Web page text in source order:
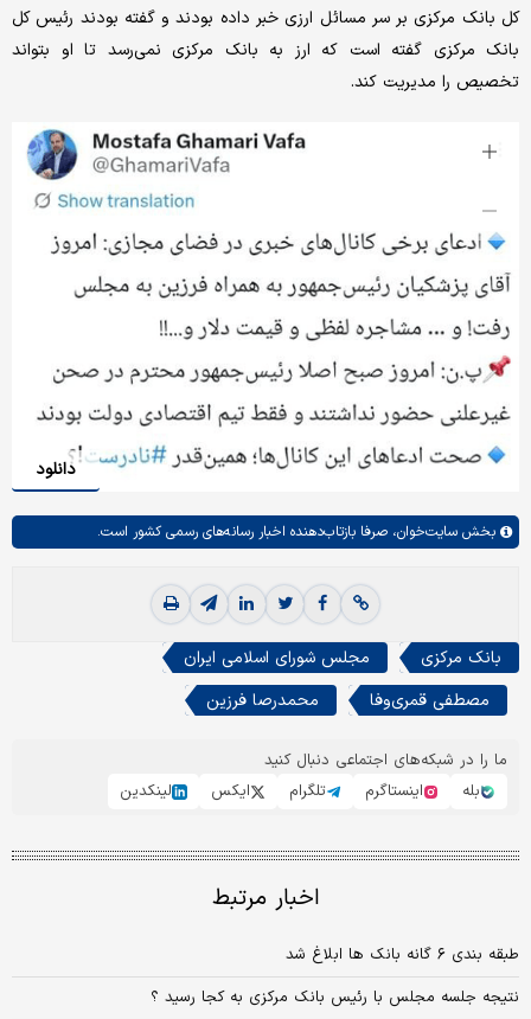
کل بانک مرکزی بر سر مسائل ارزی خبر داده بودند و گفته بودند رئیس کل
بانک مرکزی گفته است که ارز به بانک مرکزی نمی‌رسد تا او بتواند
تخصیص را مدیریت کند.
دانلود
بخش سایت‌خوان، صرفا بازتاب‌دهنده اخبار رسانه‌های رسمی کشور است.
بانک مرکزی
مجلس شورای اسلامی ایران
مصطفی قمری‌وفا
محمدرصا فرزین
ما را در شبکه‌های اجتماعی دنبال کنید
بله
اینستاگرم تلگرام ایکس لینکدین
اخبار مرتبط
طبقه‌ بندی ۶ گانه بانک‌ ها ابلاغ شد
نتیجه جلسه مجلس با رئیس بانک مرکزی به کجا رسید ؟